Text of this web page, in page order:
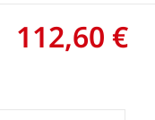
112,60 €